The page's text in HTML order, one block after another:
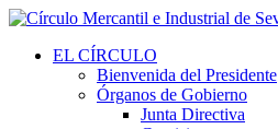
EL CÍRCULO
Bienvenida del Presidente
Órganos de Gobierno
Junta Directiva